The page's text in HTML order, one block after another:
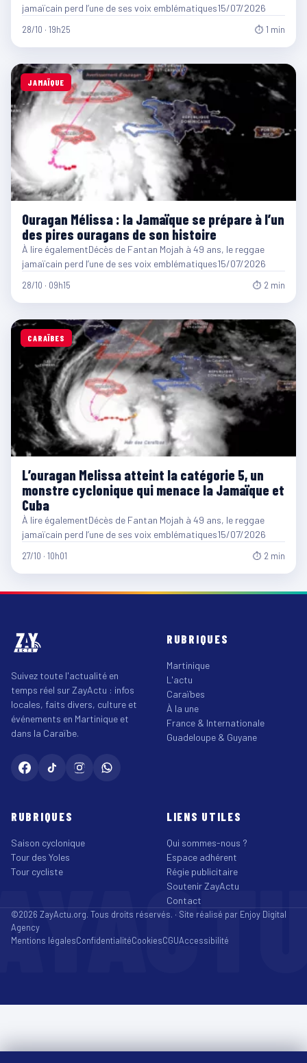
jamaïcain perd l’une de ses voix emblématiques15/07/2026
28/10 · 19h25 ⏱ 1 min
JAMAÏQUE
Ouragan Mélissa : la Jamaïque se prépare à l’un
des pires ouragans de son histoire
À lire égalementDécès de Fantan Mojah à 49 ans, le reggae
jamaïcain perd l’une de ses voix emblématiques15/07/2026
28/10 · 09h15 ⏱ 2 min
CARAÏBES
L’ouragan Melissa atteint la catégorie 5, un
monstre cyclonique qui menace la Jamaïque et
Cuba
À lire égalementDécès de Fantan Mojah à 49 ans, le reggae
jamaïcain perd l’une de ses voix emblématiques15/07/2026
27/10 · 10h01 ⏱ 2 min
Suivez toute l'actualité en
temps réel sur ZayActu : infos
locales, faits divers, culture et
événements en Martinique et
dans la Caraïbe.
RUBRIQUES
Martinique
L'actu
Caraïbes
À la une
France & Internationale
Guadeloupe & Guyane
RUBRIQUES
Saison cyclonique
Tour des Yoles
Tour cycliste
LIENS UTILES
Qui sommes-nous ?
Espace adhérent
Régie publicitaire
Soutenir ZayActu
Contact
©2026 ZayActu.org. Tous droits réservés. · Site réalisé par Enjoy Digital
Agency
Mentions légalesConfidentialitéCookiesCGUAccessibilité